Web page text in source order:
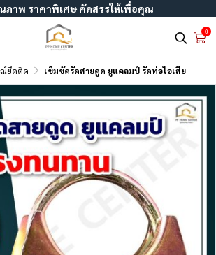
าพ ราคาพิเศษ คัดสรรให้เพื่อคุณ
0
ยึดติด เข็มขัดรัดสายดูด ยูแคลมป์ รัดท่อไอเสีย